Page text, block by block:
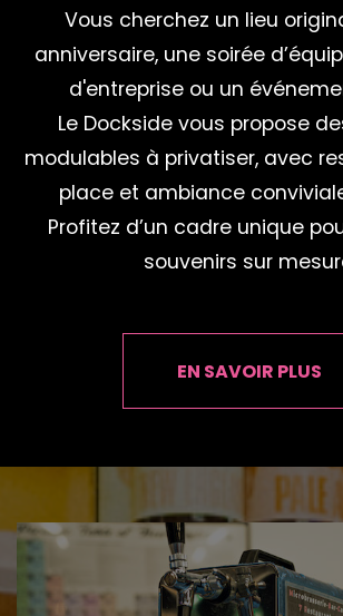
Vous cherchez un lieu
anniversaire, une soirée
d'entreprise ou un
Le Dockside vous propose
modulables à privatiser, avec
place et ambiance
Profitez d’un cadre unique
souvenirs sur
EN SAVOIR PLUS